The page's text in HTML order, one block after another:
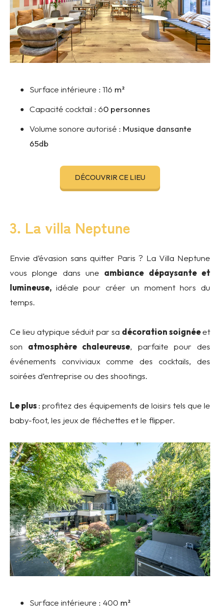
Surface intérieure : 116 m²
Capacité cocktail : 60 personnes
Volume sonore autorisé : Musique dansante
65db
DÉCOUVRIR CE LIEU
3. La villa Neptune
Envie d’évasion sans quitter Paris ? La Villa Neptune
vous plonge dans une ambiance dépaysante et
lumineuse, idéale pour créer un moment hors du
temps.
Ce lieu atypique séduit par sa décoration soignéeet
son atmosphère chaleureuse, parfaite pour des
événements conviviaux comme des cocktails, des
soirées d’entreprise ou des shootings.
Le plus: profitez des équipements de loisirs tels que le
baby-foot, les jeux de fléchettes et le flipper.
Surface intérieure : 400 m²